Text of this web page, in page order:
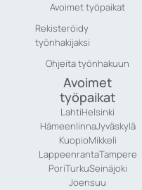
Avoimet työpaikat
Rekisteröidy
työnhakijaksi
Ohjeita työnhakuun
Avoimet
työpaikat
LahtiHelsinki
HämeenlinnaJyväskylä
KuopioMikkeli
LappeenrantaTampere
PoriTurkuSeinäjoki
Joensuu